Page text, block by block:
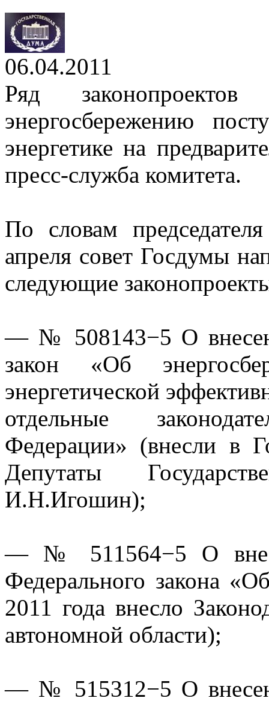
06.04.2011
Ряд
энергосбережению
энергетике на
пресс-служба комитета.
По словам
апреля совет Госдумы
следующие
— № 508143−5 О
закон «Об
энергетической
отдельные
Федерации» (внесли в
Депутаты
И.Н.Игошин);
— № 511564−5 О
Федерального закона
2011 года внесло
автономной области);
— № 515312−5 О